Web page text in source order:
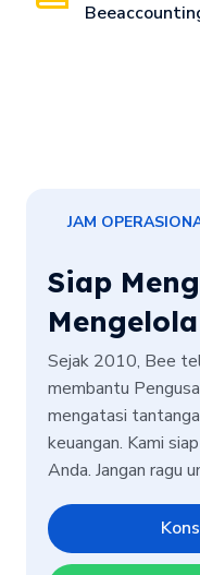
JAM
Siap
Sejak 2010, Bee
membantu
mengatasi
keuangan. Kami
Anda. Jangan ragu